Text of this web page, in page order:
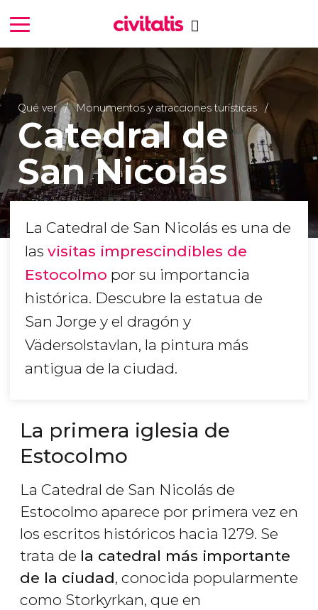
Qué ver Monumentos y atracciones turísticas
Catedral de
San Nicolás
La Catedral de San Nicolás es una de
las visitas imprescindibles de
Estocolmo por su importancia
histórica. Descubre la estatua de
San Jorge y el dragón y
Vädersolstavlan, la pintura más
antigua de la ciudad.
La primera iglesia de
Estocolmo
La Catedral de San Nicolás de
Estocolmo aparece por primera vez en
los escritos históricos hacia 1279. Se
trata de la catedral más importante
de la ciudad, conocida popularmente
como Storkyrkan, que en